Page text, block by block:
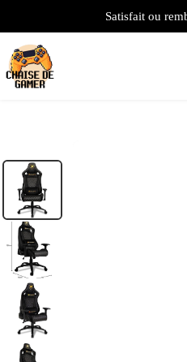
Satisfait ou